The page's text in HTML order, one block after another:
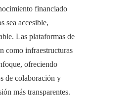
financiado
sea accesible,
Las plataformas de
como infraestructuras
ofreciendo
de colaboración y
más transparentes.